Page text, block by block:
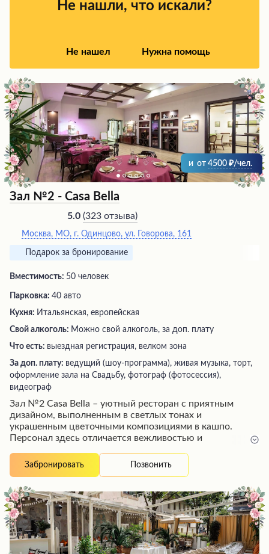
проживания.Не нашли, что искали?
Не нашел Нужна помощь
и от 4500 /чел.
Зал №2 - Casa Bella
5.0 (323 отзыва)
Москва, МО, г. Одинцово, ул. Говорова, 161
Подарок за бронирование
Вместимость: 50 человек
Парковка: 40 авто
Кухня: Итальянская, европейская
Свой алкоголь: Можно свой алкоголь, за доп. плату
Что есть: выездная регистрация, велком зона
За доп. плату: ведущий (шоу-программа), живая музыка, торт,
оформление зала на Свадьбу, фотограф (фотосессия),
видеограф
Зал №2 Casa Bella – уютный ресторан с приятным
дизайном, выполненным в светлых тонах и
украшенным цветочными композициями в кашпо.
Персонал здесь отличается вежливостью и
разнообразному, но не перегруженному меню. Особого
внимания заслуживают фирменные салаты, например,
тыквой. Для больших компаний предусмотрены
отдельные залы и веранды, а для маленьких гостей –
игровая зона. Несмотря на возможные задержки в
обслуживании, посетители отмечают положительные
впечатления и планируют вернуться сюда снова.
Забронировать Позвонить